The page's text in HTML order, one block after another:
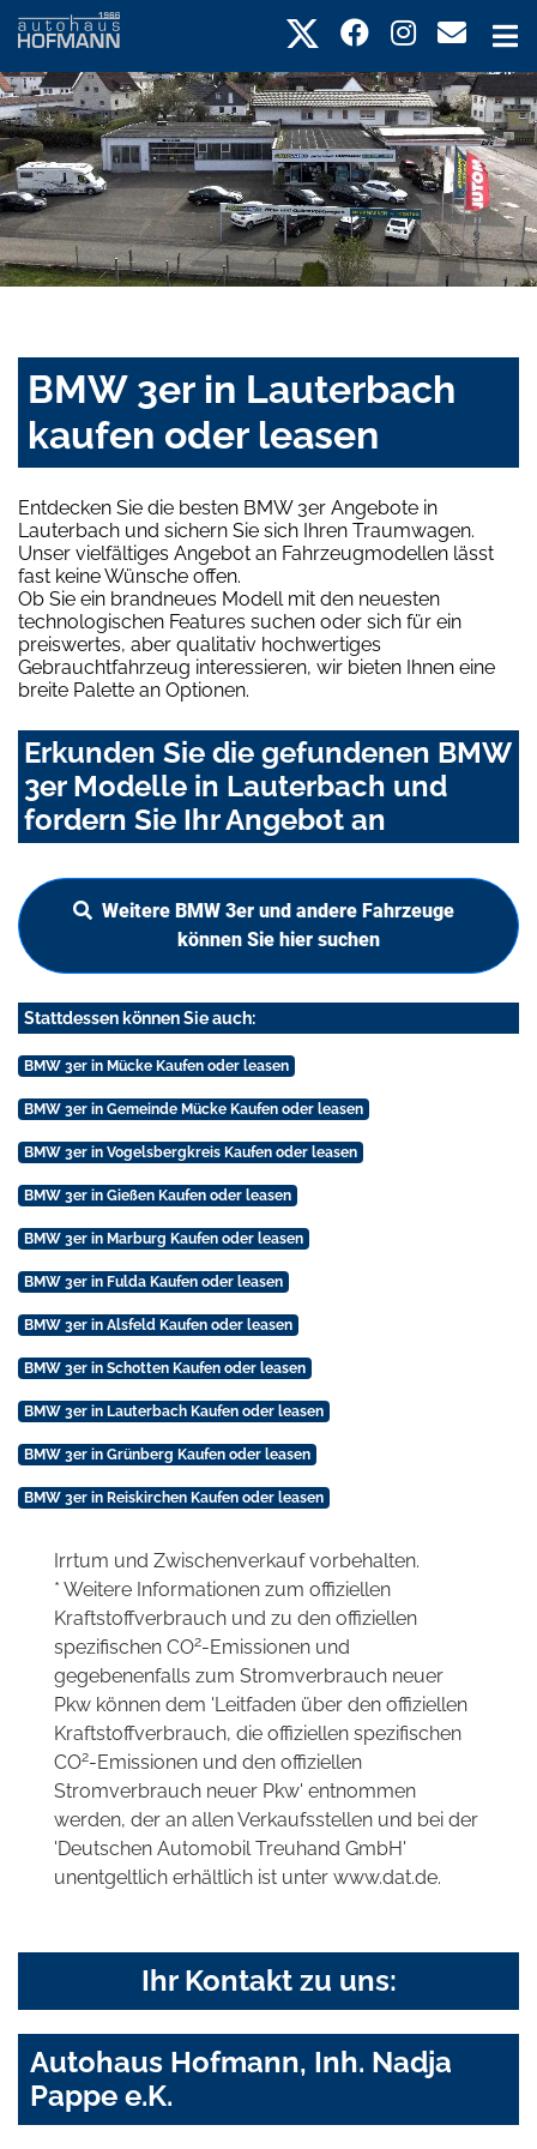
BMW 3er in Lauterbach
kaufen oder leasen
Entdecken Sie die besten BMW 3er Angebote in
Lauterbach und sichern Sie sich Ihren Traumwagen.
Unser vielfältiges Angebot an Fahrzeugmodellen lässt
fast keine Wünsche offen.
Ob Sie ein brandneues Modell mit den neuesten
technologischen Features suchen oder sich für ein
preiswertes, aber qualitativ hochwertiges
Gebrauchtfahrzeug interessieren, wir bieten Ihnen eine
breite Palette an Optionen.
Erkunden Sie die gefundenen BMW
3er Modelle in Lauterbach und
fordern Sie Ihr Angebot an
Weitere BMW 3er und andere Fahrzeuge
können Sie hier suchen
Stattdessen können Sie auch:
BMW 3er in Mücke Kaufen oder leasen
BMW 3er in Gemeinde Mücke Kaufen oder leasen
BMW 3er in Vogelsbergkreis Kaufen oder leasen
BMW 3er in Gießen Kaufen oder leasen
BMW 3er in Marburg Kaufen oder leasen
BMW 3er in Fulda Kaufen oder leasen
BMW 3er in Alsfeld Kaufen oder leasen
BMW 3er in Schotten Kaufen oder leasen
BMW 3er in Lauterbach Kaufen oder leasen
BMW 3er in Grünberg Kaufen oder leasen
BMW 3er in Reiskirchen Kaufen oder leasen
Irrtum und Zwischenverkauf vorbehalten.
* Weitere Informationen zum offiziellen
Kraftstoffverbrauch und zu den offiziellen
spezifischen CO2-Emissionen und
gegebenenfalls zum Stromverbrauch neuer
Pkw können dem 'Leitfaden über den offiziellen
Kraftstoffverbrauch, die offiziellen spezifischen
CO2-Emissionen und den offiziellen
Stromverbrauch neuer Pkw' entnommen
werden, der an allen Verkaufsstellen und bei der
'Deutschen Automobil Treuhand GmbH'
unentgeltlich erhältlich ist unter www.dat.de.
Ihr Kontakt zu uns:
Autohaus Hofmann, Inh. Nadja
Pappe e.K.